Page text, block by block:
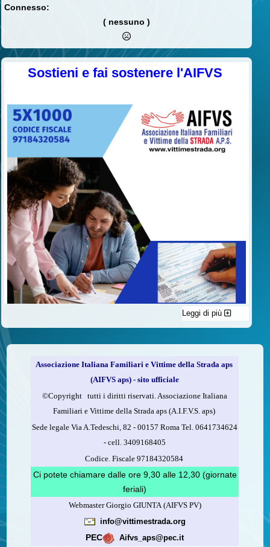
Connesso:
( nessuno )
Sostieni e fai sostenere l'AIFVS
C'è un modo di contribuire alle attività dell’A.I.F.V.S. a favore
delle vittime della strada e per dare giustizia ai superstiti ed ai
loro familiari che non costa nulla: devolvere il 5 per mille della
Compila la scheda CUD o del modello 730.
Firma nel riquadro indicato come “Sostegno delle
organizzazioni non lucrative di utilità sociale, delle associazioni
Indica nel riquadro il codice fiscale dell’A.I.F.V.S.:
97184320584
Leggi come fare
(versione stampabile)
Leggi di più
Associazione Italiana Familiari e Vittime della Strada aps
(AIFVS aps) - sito ufficiale
©​Copyright tutti i diritti riservati. Associazione Italiana
Familiari e Vittime della Strada aps (A.I.F.V.S. aps)
Sede legale Via A.Tedeschi, 82 - 00157 Roma Tel. 0641734624
-cell.3409168405
Codice. Fiscale 97184320584
Ci potete chiamare dalle ore 9,30 alle 12,30 (giornate
feriali)
Webmaster Giorgio GIUNTA (AIFVS PV)
info@vittimestrada.org
PEC Aifvs_aps@pec.it